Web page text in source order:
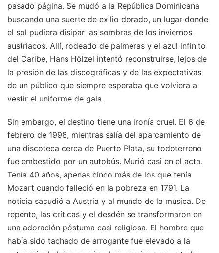
pasado página. Se mudó a la República Dominicana
buscando una suerte de exilio dorado, un lugar donde
el sol pudiera disipar las sombras de los inviernos
austriacos. Allí, rodeado de palmeras y el azul infinito
del Caribe, Hans Hölzel intentó reconstruirse, lejos de
la presión de las discográficas y de las expectativas
de un público que siempre esperaba que volviera a
vestir el uniforme de gala.
Sin embargo, el destino tiene una ironía cruel. El 6 de
febrero de 1998, mientras salía del aparcamiento de
una discoteca cerca de Puerto Plata, su todoterreno
fue embestido por un autobús. Murió casi en el acto.
Tenía 40 años, apenas cinco más de los que tenía
Mozart cuando falleció en la pobreza en 1791. La
noticia sacudió a Austria y al mundo de la música. De
repente, las críticas y el desdén se transformaron en
una adoración póstuma casi religiosa. El hombre que
había sido tachado de arrogante fue elevado a la